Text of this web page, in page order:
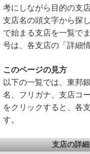
考にしながら目的の支
支店名の頭文字から探
で始まる支店を一覧で
号は、各支店の「詳細
このページの見方
以下の一覧では、東邦
名、フリガナ、支店コ
をクリックすると、各
す。
支店の詳